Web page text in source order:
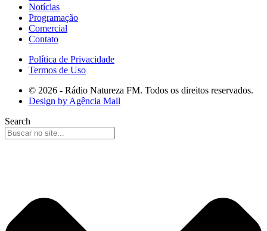
Notícias
Programação
Comercial
Contato
Política de Privacidade
Termos de Uso
© 2026 - Rádio Natureza FM. Todos os direitos reservados.
Design by Agência Mall
Search